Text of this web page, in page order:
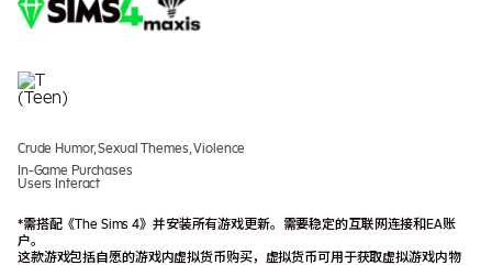
Crude Humor, Sexual Themes, Violence
In-Game Purchases
Users Interact
*需搭配《The Sims 4》并安装所有游戏更新。需要稳定的互联网连接和EA账
户。
这款游戏包括自愿的游戏内虚拟货币购买，虚拟货币可用于获取虚拟游戏内物